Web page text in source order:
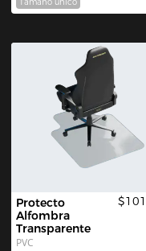
Protecto
Alfombra
Transparente
PVC